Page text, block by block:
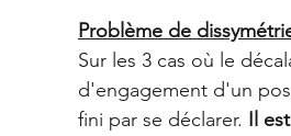
Problème de
Sur les 3 cas où le
d'engagement d'un
fini par se déclarer. Il